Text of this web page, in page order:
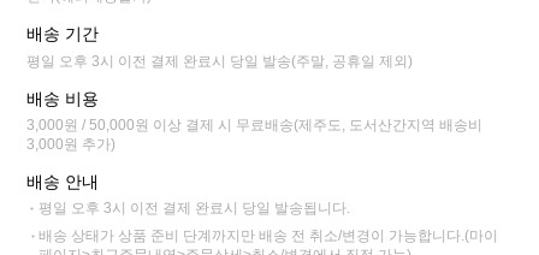
배송 기간
평일 오후 3시 이전 결제 완료시 당일 발송(주말, 공휴일 제외)
배송 비용
3,000원 / 50,000원 이상 결제 시 무료배송(제주도, 도서산간지역 배송비
3,000원 추가)
배송 안내
평일 오후 3시 이전 결제 완료시 당일 발송됩니다.
배송 상태가 상품 준비 단계까지만 배송 전 취소/변경이 가능합니다.(마이